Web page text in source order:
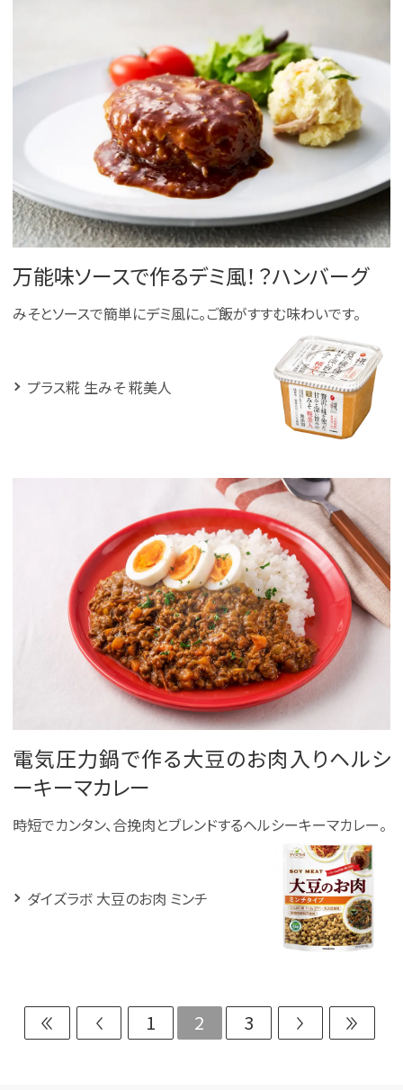
万能味ソースで作るデミ風！？ハンバーグ
みそとソースで簡単にデミ風に。ご飯がすすむ味わいです。
プラス糀 生みそ 糀美人
電気圧力鍋で作る大豆のお肉入りヘルシ
ーキーマカレー
時短でカンタン、合挽肉とブレンドするヘルシーキーマカレー。
ダイズラボ 大豆のお肉 ミンチ
1 2 3